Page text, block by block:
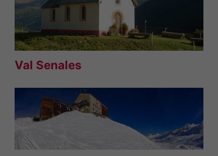
Val Senales